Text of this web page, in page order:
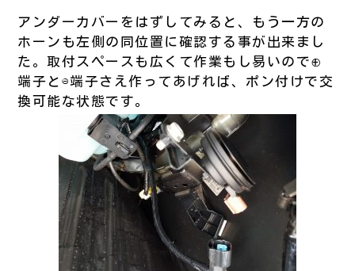
アンダーカバーをはずしてみると、もう一方の
ホーンも左側の同位置に確認する事が出来まし
た。取付スペースも広くて作業もし易いので⊕
端子と⊖端子さえ作ってあげれば、ポン付けで交
換可能な状態です。